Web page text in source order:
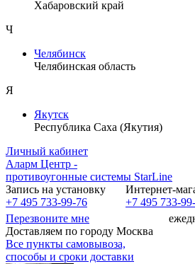
Хабаровский край
Ч
Челябинск
Челябинская область
Я
Якутск
Республика Саха (Якутия)
Личный кабинет
Аларм Центр -
противоугонные системы StarLine
Запись на установку
+7 495 733-99-76
Интернет-
+7 495 733-
Перезвоните мне
Доставляем по городу Москва
Все пункты самовывоза,
способы и сроки доставки